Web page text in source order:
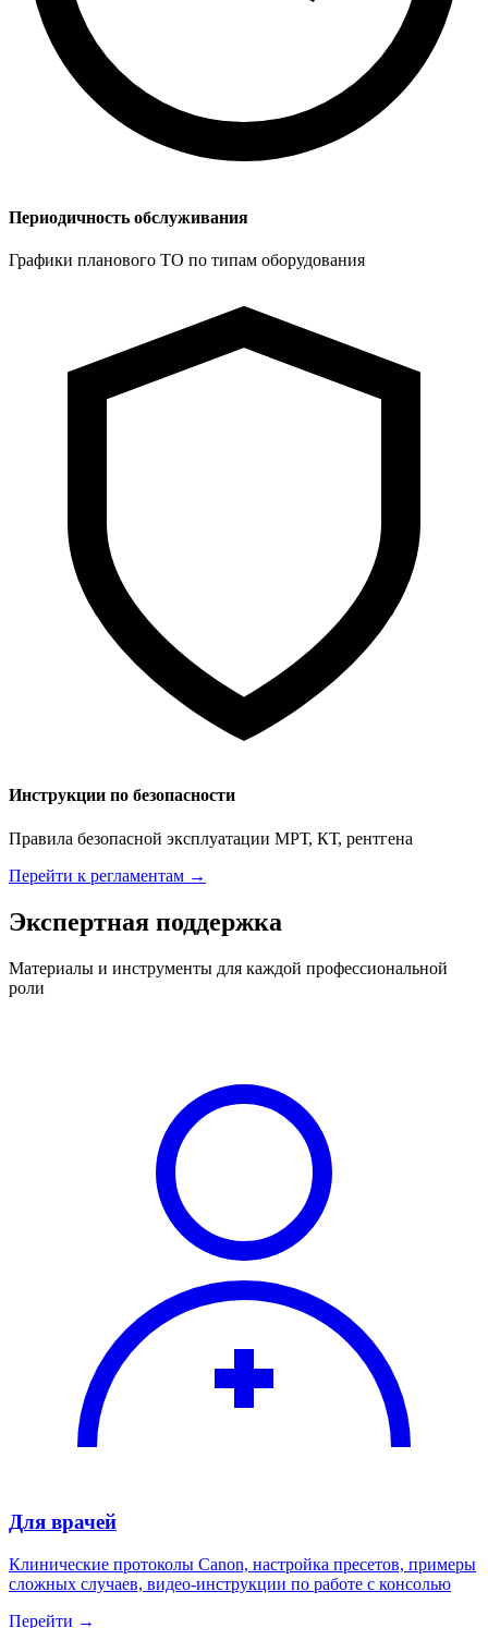
Периодичность обслуживания
Графики планового ТО по типам оборудования
Инструкции по безопасности
Правила безопасной эксплуатации МРТ, КТ, рентгена
Перейти к регламентам →
Экспертная поддержка
Материалы и инструменты для каждой профессиональной
роли
Для врачей
Клинические протоколы Canon, настройка пресетов, примеры
сложных случаев, видео-инструкции по работе с консолью
Перейти →